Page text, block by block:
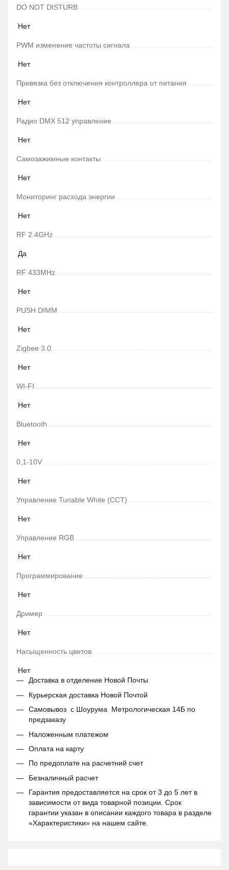
DO NOT DISTURB
Нет
PWM изменение частоты сигнала
Нет
Привязка без отключения контроллера от питания
Нет
Радио DMX 512 управление
Нет
Самозажимные контакты
Нет
Мониторинг расхода энергии
Нет
RF 2.4GHz
Да
RF 433MHz
Нет
PUSH DIMM
Нет
Zigbee 3.0
Нет
WI-FI
Нет
Bluetooth
Нет
0,1-10V
Нет
Управление Tunable White (CCT)
Нет
Управление RGB
Нет
Программирование
Нет
Дример
Нет
Насыщенность цветов
Нет
Доставка в отделение Новой Почты
Курьерская доставка Новой Почтой
Самовывоз с Шоурума Метрологическая 14Б по
предзаказу
Наложенным платежом
Оплата на карту
По предоплате на расчетний счет
Безналичный расчет
Гарантия предоставляется на срок от 3 до 5 лет в
зависимости от вида товарной позиции. Срок
гарантии указан в описании каждого товара в разделе
«Характеристики» на нашем сайте.